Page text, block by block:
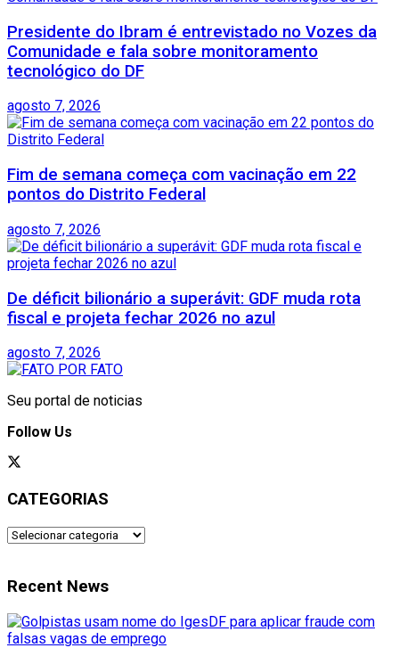
Presidente do Ibram é entrevistado no Vozes da
Comunidade e fala sobre monitoramento
tecnológico do DF
agosto 7, 2026
Fim de semana começa com vacinação em 22
pontos do Distrito Federal
agosto 7, 2026
De déficit bilionário a superávit: GDF muda rota
fiscal e projeta fechar 2026 no azul
agosto 7, 2026
Seu portal de noticias
Follow Us
CATEGORIAS
CATEGORIAS
Recent News